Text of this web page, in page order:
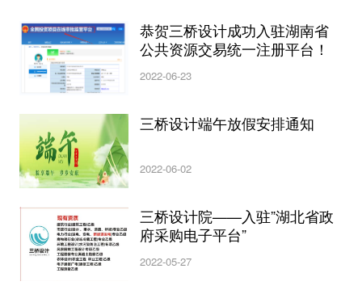
恭贺三桥设计成功入驻湖南省
公共资源交易统一注册平台！
2022-06-23
三桥设计端午放假安排通知
2022-06-02
三桥设计院——入驻”湖北省政
府采购电子平台”
2022-05-27